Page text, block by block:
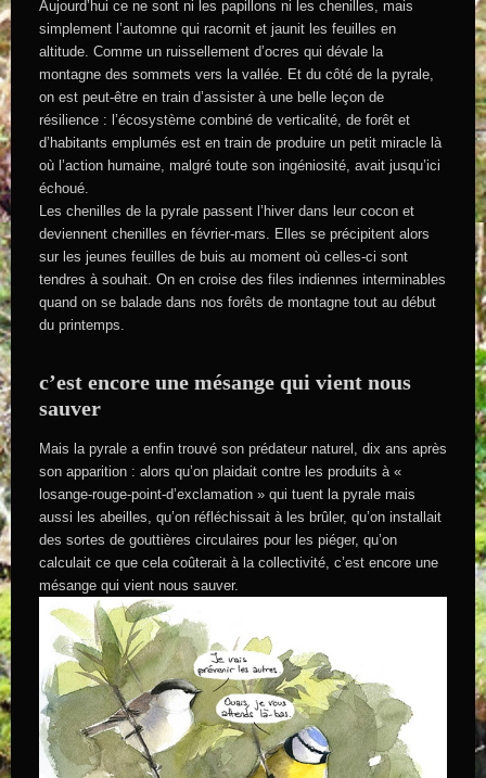
Aujourd’hui ce ne sont ni les papillons ni les chenilles, mais
simplement l’automne qui racornit et jaunit les feuilles en
altitude. Comme un ruissellement d’ocres qui dévale la
montagne des sommets vers la vallée. Et du côté de la pyrale,
on est peut-être en train d’assister à une belle leçon de
résilience : l’écosystème combiné de verticalité, de forêt et
d’habitants emplumés est en train de produire un petit miracle là
où l’action humaine, malgré toute son ingéniosité, avait jusqu’ici
échoué.
Les chenilles de la pyrale passent l’hiver dans leur cocon et
deviennent chenilles en février-mars. Elles se précipitent alors
sur les jeunes feuilles de buis au moment où celles-ci sont
tendres à souhait. On en croise des files indiennes interminables
quand on se balade dans nos forêts de montagne tout au début
du printemps.
c’est encore une mésange qui vient nous
sauver
Mais la pyrale a enfin trouvé son prédateur naturel, dix ans après
son apparition : alors qu’on plaidait contre les produits à «
losange-rouge-point-d’exclamation » qui tuent la pyrale mais
aussi les abeilles, qu’on réfléchissait à les brûler, qu’on installait
des sortes de gouttières circulaires pour les piéger, qu’on
calculait ce que cela coûterait à la collectivité, c’est encore une
mésange qui vient nous sauver.